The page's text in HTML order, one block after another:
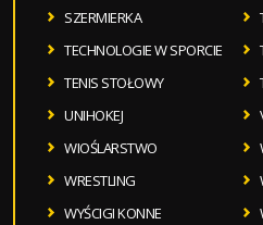
SZERMIERKA
TECHNOLOGIE W SPORCIE
TENIS STOŁOWY
UNIHOKEJ
WIOŚLARSTWO
WRESTLING
WYŚCIGI KONNE